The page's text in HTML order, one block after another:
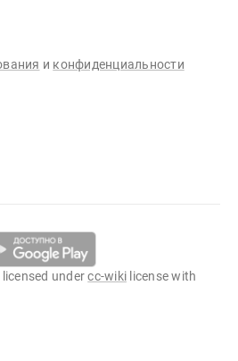
и конфиденциальности
undercc-wiki license with